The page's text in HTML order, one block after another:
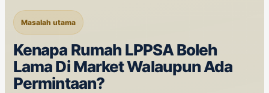
Masalah utama
Kenapa Rumah LPPSA Boleh
Lama Di Market Walaupun Ada
Permintaan?